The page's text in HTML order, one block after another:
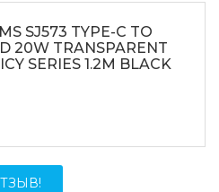
зарядка.
SJ573 TYPE-C TO
20W TRANSPARENT
SERIES 1.2M BLACK